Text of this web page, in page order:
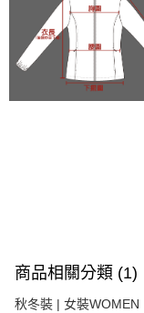
商品相關分類 (1)
秋冬裝 | 女裝WOMEN